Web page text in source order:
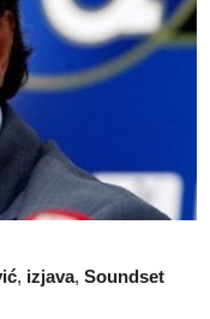
, izjava, Soundset